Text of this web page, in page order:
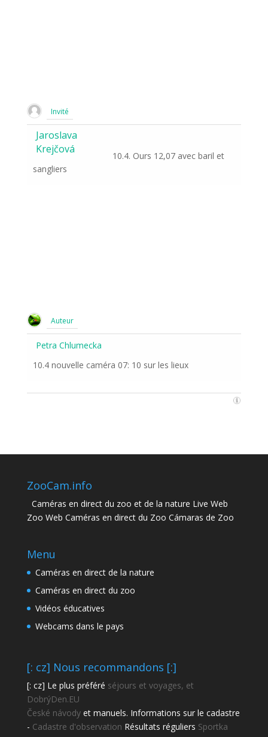
Invité
Jaroslava
Krejčová
10.4. Ours 12,07 avec baril et
sangliers
Auteur
Petra Chlumecka
10.4 nouvelle caméra 07: 10 sur les lieux
ZooCam.info
Caméras en direct du zoo et de la nature Live Web
Zoo Web Caméras en direct du Zoo Cámaras de Zoo
Menu
Caméras en direct de la nature
Caméras en direct du zoo
Vidéos éducatives
Webcams dans le pays
[: cz] Nous recommandons [:]
[: cz] Le plus préféré séjours et voyages, et
DobrýDen.EU
České návodyet manuels. Informations sur le cadastre
- Cadastre d'observation Résultats réguliers Sportka